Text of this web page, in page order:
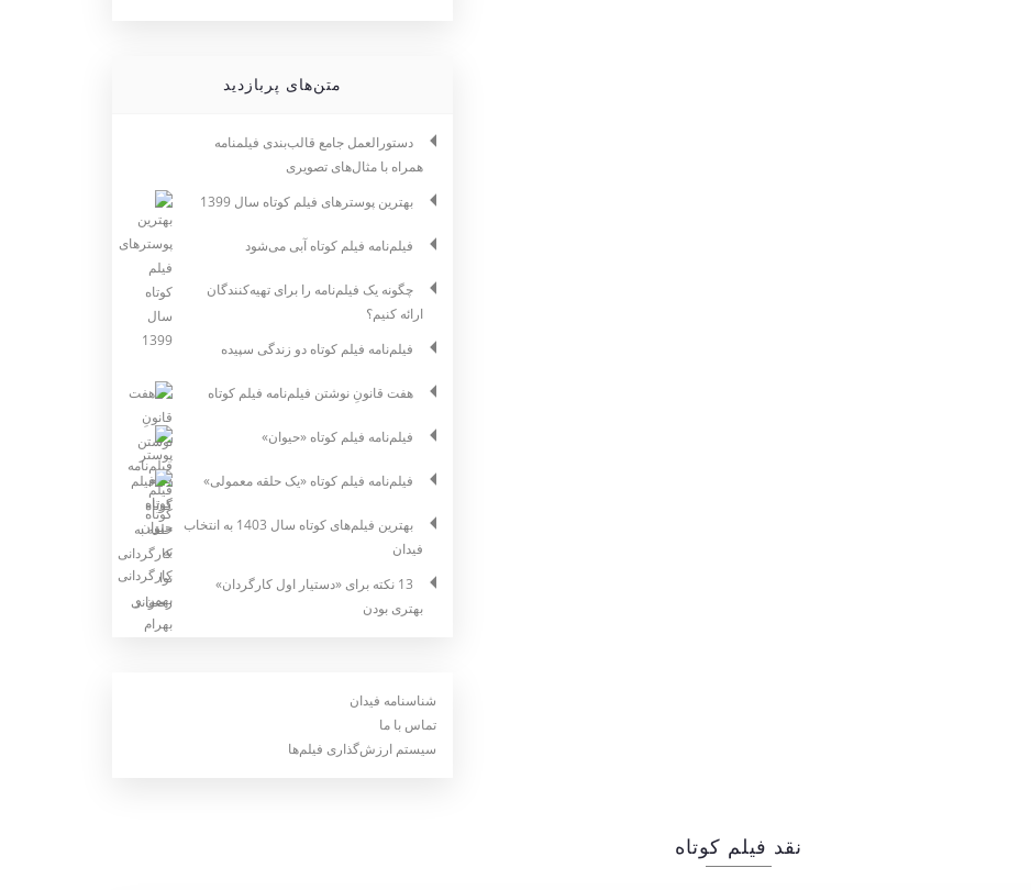
متن‌های پربازدید
دستورالعمل جامع قالب‌بندی فیلمنامه
همراه با مثال‌های تصویری
بهترین پوسترهای فیلم کوتاه سال 1399
فیلم‌نامه فیلم کوتاه آبی می‌شود
چگونه یک فیلم‌نامه را برای تهیه‌کنندگان
ارائه کنیم؟
فیلم‌نامه فیلم کوتاه دو زندگی سپیده
هفت قانونِ نوشتن فیلم‌نامه فیلم کوتاه
فیلم‌نامه فیلم کوتاه «حیوان»
فیلم‌نامه فیلم کوتاه «یک حلقه معمولی»
بهترین فیلم‌های کوتاه سال 1403 به انتخاب
فیدان
13 نکته برای «دستیار اول کارگردان»
بهتری بودن
شناسنامه فیدان
تماس با ما
سیستم ارزش‌گذاری فیلم‌ها
نقد فیلم کوتاه